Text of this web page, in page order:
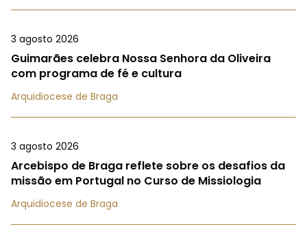
3 agosto 2026
Guimarães celebra Nossa Senhora da Oliveira
com programa de fé e cultura
Arquidiocese de Braga
3 agosto 2026
Arcebispo de Braga reflete sobre os desafios da
missão em Portugal no Curso de Missiologia
Arquidiocese de Braga